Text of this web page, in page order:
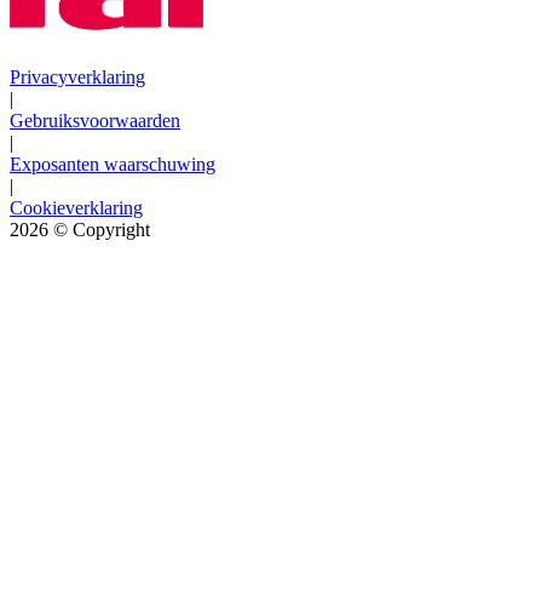
Privacyverklaring
|
Gebruiksvoorwaarden
|
Exposanten waarschuwing
|
Cookieverklaring
2026 © Copyright